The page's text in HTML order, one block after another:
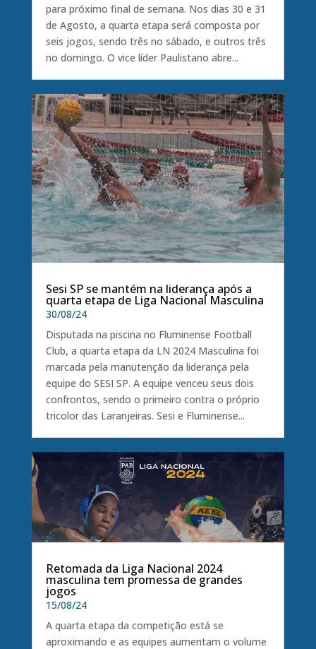
para próximo final de semana. Nos dias 30 e 31
de Agosto, a quarta etapa será composta por
seis jogos, sendo três no sábado, e outros três
no domingo. O vice líder Paulistano abre...
Sesi SP se mantém na liderança após a
quarta etapa de Liga Nacional Masculina
30/08/24
Disputada na piscina no Fluminense Football
Club, a quarta etapa da LN 2024 Masculina foi
marcada pela manutenção da liderança pela
equipe do SESI SP. A equipe venceu seus dois
confrontos, sendo o primeiro contra o próprio
tricolor das Laranjeiras. Sesi e Fluminense...
Retomada da Liga Nacional 2024
masculina tem promessa de grandes
jogos
15/08/24
A quarta etapa da competição está se
aproximando e as equipes aumentam o volume